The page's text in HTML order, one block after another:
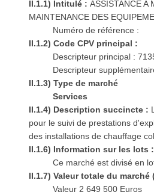
II.1.1) Intitulé :ASSISTANCE A
MAINTENANCE DES
Numéro de référence :
II.1.2) Code CPV principal :
Descripteur principal :
Descripteur
II.1.3) Type de marché
Services
II.1.4) Description succincte :
pour le suivi de prestations
des installations de chauffage
II.1.6) Information sur les lots :
Ce marché est divisé en
II.1.7) Valeur totale du marché
Valeur 2 649 500 Euros